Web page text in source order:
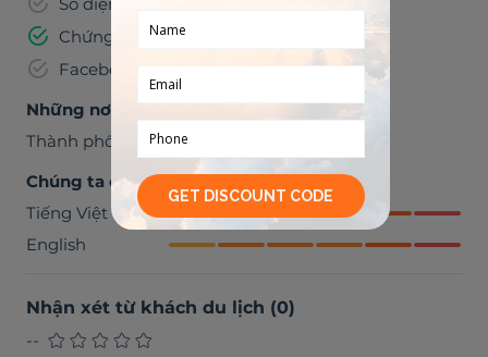
Chứng minh thư
Facebook
Những nơi chúng ta có thể đến thăm quan
Thành phố Hồ Chí Minh
Chúng ta có thể trò chuyện bằng
Tiếng Việt
English
Nhận xét từ khách du lịch (0)
--